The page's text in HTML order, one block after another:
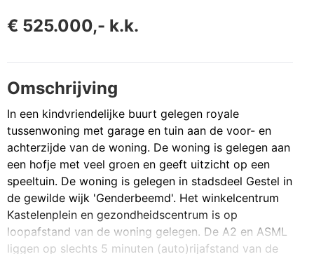
€ 525.000,- k.k.
Omschrijving
In een kindvriendelijke buurt gelegen royale
tussenwoning met garage en tuin aan de voor- en
achterzijde van de woning. De woning is gelegen aan
een hofje met veel groen en geeft uitzicht op een
speeltuin. De woning is gelegen in stadsdeel Gestel in
de gewilde wijk 'Genderbeemd'. Het winkelcentrum
Kastelenplein en gezondheidscentrum is op
loopafstand van de woning gelegen. De A2 en ASML
liggen op slechts 5 minuten (auto)rijafstand van de